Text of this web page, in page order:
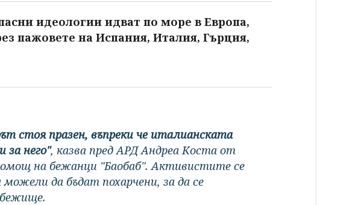
идеологии идват по море в Европа,
пажовете на Испания, Италия, Гърция,
стоя празен, въпреки че италианската
за него", казва пред АРД Андреа Коста от
на бежанци "Баобаб". Активистите се
да бъдат похарчени, за да се